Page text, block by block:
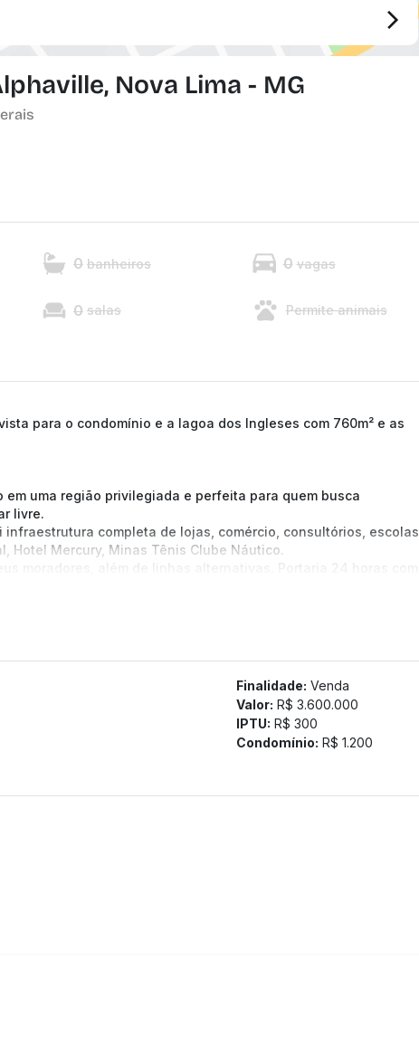
Nova Lima - MG
0 banheiros 0 vagas
0 salas Permite animais
para o condomínio e a lagoa dos Ingleses com 760m² e as
uma região privilegiada e perfeita para quem busca
livre.
completa de lojas, comércio, consultórios, escolas
Hotel Mercury, Minas Tênis Clube Náutico.
moradores, além de linhas alternativas. Portaria 24 horas com
a confirmação com nossa equipe).
Finalidade: Venda
Valor: R$ 3.600.000
IPTU: R$ 300
Condomínio: R$ 1.200